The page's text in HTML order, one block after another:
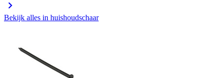
Bekijk alles in huishoudschaar